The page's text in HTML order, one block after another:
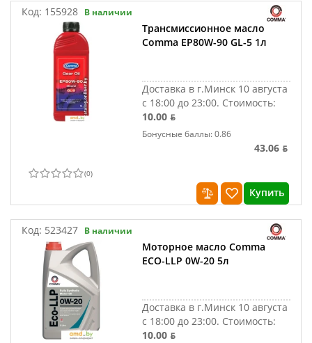
Код: 155928 В наличии
Трансмиссионное масло
Comma EP80W-90 GL-5 1л
Доставка в г.Минск 10 августа
с 18:00 до 23:00. Стоимость:
10.00 ƃ
Бонусные баллы: 0.86
43.06 ƃ
(0)
Купить
Код: 523427 В наличии
Моторное масло Comma
ECO-LLP 0W-20 5л
Доставка в г.Минск 10 августа
с 18:00 до 23:00. Стоимость:
10.00 ƃ